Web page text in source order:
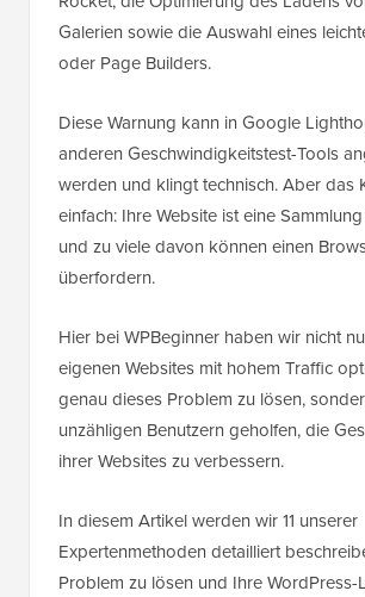
Galerien sowie die Auswahl eines
oder Page Builders.
Diese Warnung kann in Google
anderen Geschwindigkeitstest-Tools
werden und klingt technisch. Aber das
einfach: Ihre Website ist eine
und zu viele davon können einen
überfordern.
Hier bei WPBeginner haben wir nicht
eigenen Websites mit hohem Traffic
genau dieses Problem zu lösen,
unzähligen Benutzern geholfen, die
ihrer Websites zu verbessern.
In diesem Artikel werden wir 11 unserer
Expertenmethoden detailliert
Problem zu lösen und Ihre WordPress-